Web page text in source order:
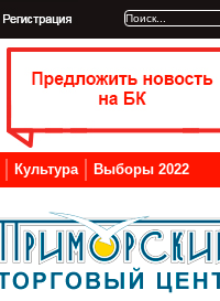
Культура Выборы 2022